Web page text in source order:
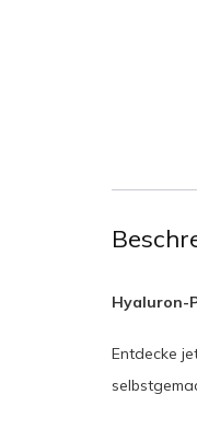
Hyaluron-
Entdecke